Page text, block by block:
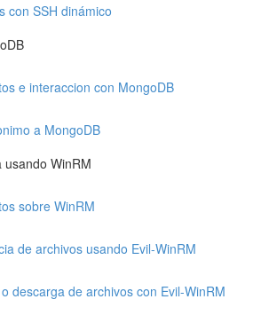
con SSH dinámico
e interaccion con MongoDB
a MongoDB
WinRM
sobre WinRM
de archivos usando Evil-WinRM
descarga de archivos con Evil-WinRM